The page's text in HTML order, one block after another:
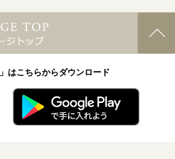
はこちらからダウンロード